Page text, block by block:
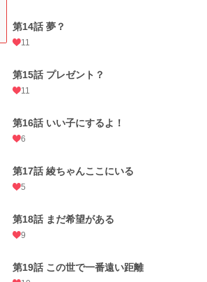
第14話 夢？
11
第15話 プレゼント？
11
第16話 いい子にするよ！
6
第17話 綾ちゃんここにいる
5
第18話 まだ希望がある
9
第19話 この世で一番遠い距離